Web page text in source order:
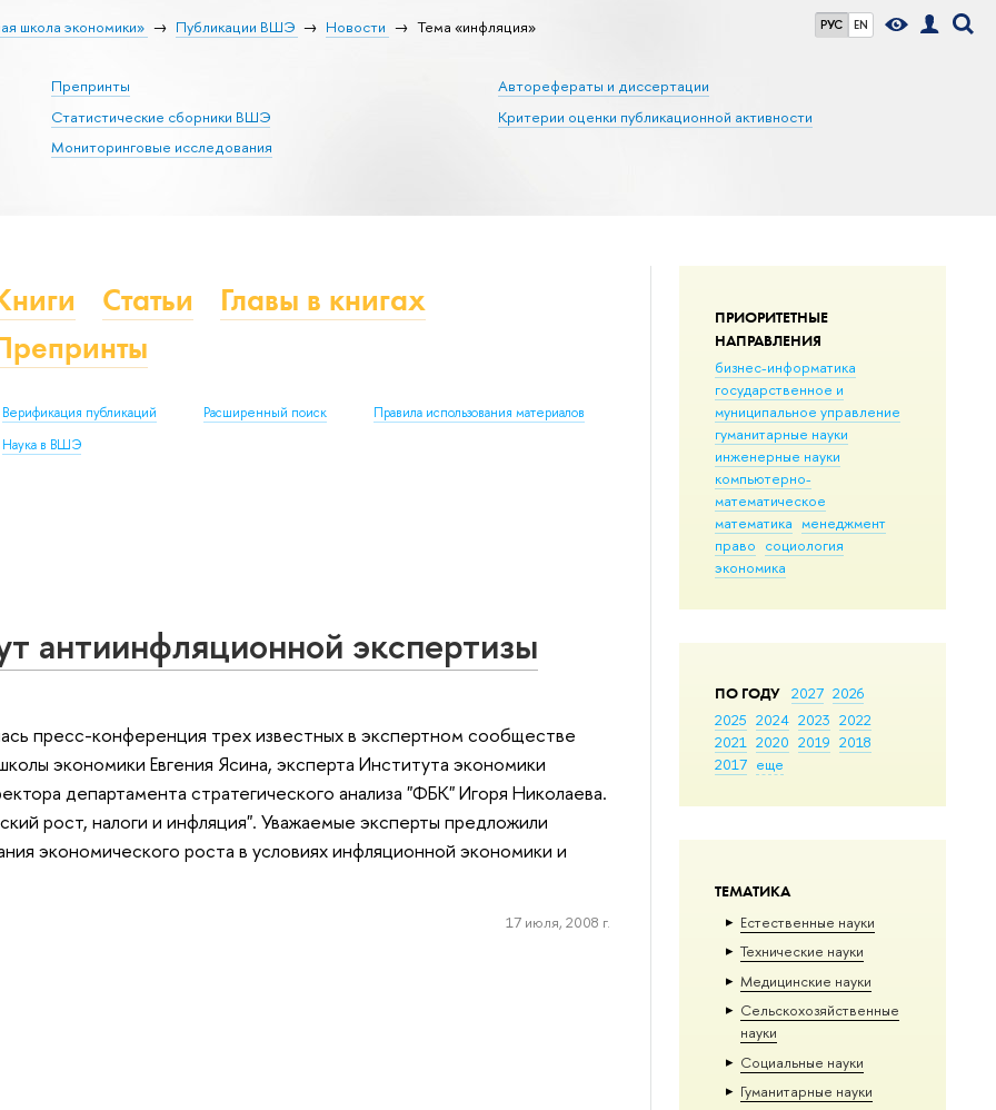
РУС EN
школа экономики» Публикации ВШЭ Новости Тема «инфляция»
Препринты
Статистические сборники ВШЭ
Мониторинговые исследования
Авторефераты и диссертации
Критерии оценки публикационной активности
ПРИОРИТЕТНЫЕ
НАПРАВЛЕНИЯ
бизнес-информатика
государственное и
муниципальное управление
гуманитарные науки
инженерные науки
компьютерно-
математическое
математика менеджмент
право социология
экономика
ПО ГОДУ 2027 2026
2025 2024 2023 2022
2021 2020 2019 2018
2017 еще
ТЕМАТИКА
Естественные науки
Тех­ничес­кие науки
Медицинские науки
Сельскохозяйственные
науки
Социальные науки
Гуманитарные науки
Статьи
Главы в книгах
Верификация публикаций Расширенный поиск
Правила использования материалов
Наука в ВШЭ
антиинфляционной экспертизы
пресс-конференция трех известных в экспертном сообществе
экономики Евгения Ясина, эксперта Института экономики
департамента стратегического анализа "ФБК" Игоря Николаева.
рост, налоги и инфляция". Уважаемые эксперты предложили
экономического роста в условиях инфляционной экономики и
17 июля, 2008 г.